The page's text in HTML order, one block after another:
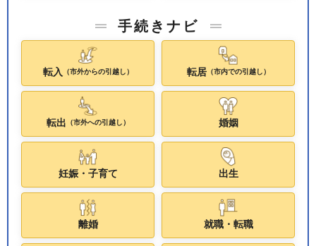
手続きナビ
転入 （市外からの引越し） 転居（市内での引越し）
転出 （市外への引越し） 婚姻
妊娠・子育て 出生
離婚 就職・転職